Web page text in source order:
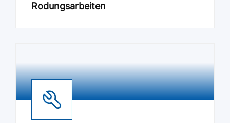
Rodungsarbeiten